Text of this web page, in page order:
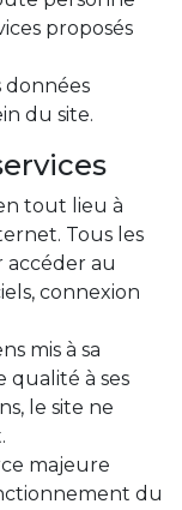
proposés
données
du site.
tout lieu à
Tous les
accéder au
connexion
mis à sa
qualité à ses
le site ne
majeure
du